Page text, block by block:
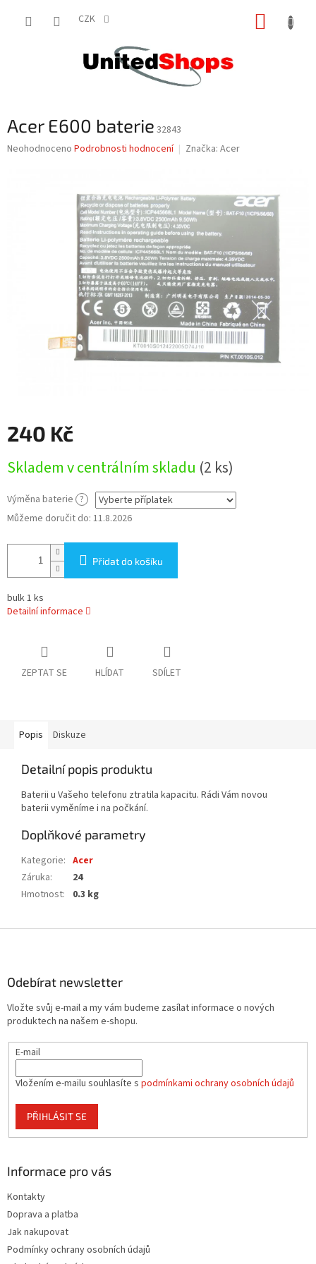
CZK
Acer E600 baterie 32843
Průměrné
Neohodnoceno Podrobnosti hodnocení Značka: Acer
240 Kč
cena:
Skladem v centrálním skladu (2 ks)
Výměna baterie ?
Můžeme doručit do: 11.8.2026
Přidat do košíku
bulk 1 ks
Detailní informace
ZEPTAT SE HLÍDAT SDÍLET
Popis Diskuze
Detailní popis produktu
Baterii u Vašeho telefonu ztratila kapacitu. Rádi Vám novou
baterii vyměníme i na počkání.
Doplňkové parametry
Kategorie: Acer
Záruka:
24
Hmotnost: 0.3 kg
Odebírat newsletter
Vložte svůj e-mail a my vám budeme zasílat informace o nových
produktech na našem e-shopu.
E-mail
Vložením e-mailu souhlasíte s podmínkami ochrany osobních údajů
PŘIHLÁSIT SE
Informace pro vás
Kontakty
Doprava a platba
Jak nakupovat
Podmínky ochrany osobních údajů